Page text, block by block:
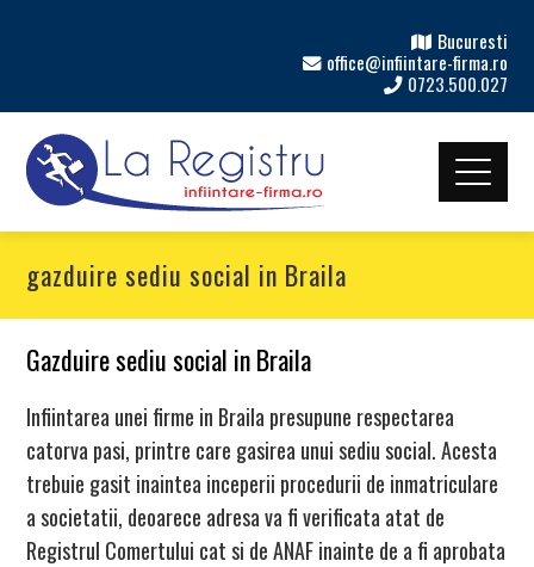
Bucuresti
office@infiintare-firma.ro
0723.500.027
gazduire sediu social in Braila
Gazduire sediu social in Braila
Infiintarea unei firme in Braila presupune respectarea
catorva pasi, printre care gasirea unui sediu social. Acesta
trebuie gasit inaintea inceperii procedurii de inmatriculare
a societatii, deoarece adresa va fi verificata atat de
Registrul Comertului cat si de ANAF inainte de a fi aprobata